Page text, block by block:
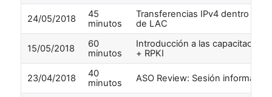
24/05/2018
45
minutos
Transferencias IPv4 dentro de
de LAC
15/05/2018
60
minutos
Introducción a las
+ RPKI
23/04/2018
40
minutos
ASO Review: Sesión informativa